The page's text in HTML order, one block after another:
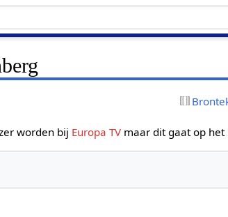
worden bij Europa TVmaar dit gaat op het